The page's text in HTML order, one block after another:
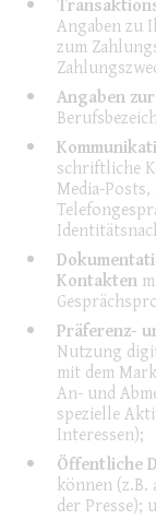
Angaben zu
zum
Angaben
schriftliche
Media-
Kontakten
Präferenz-
Nutzung
mit dem
An- und
spezielle
Interessen);
Öffentliche
können (z.B.
der Presse);